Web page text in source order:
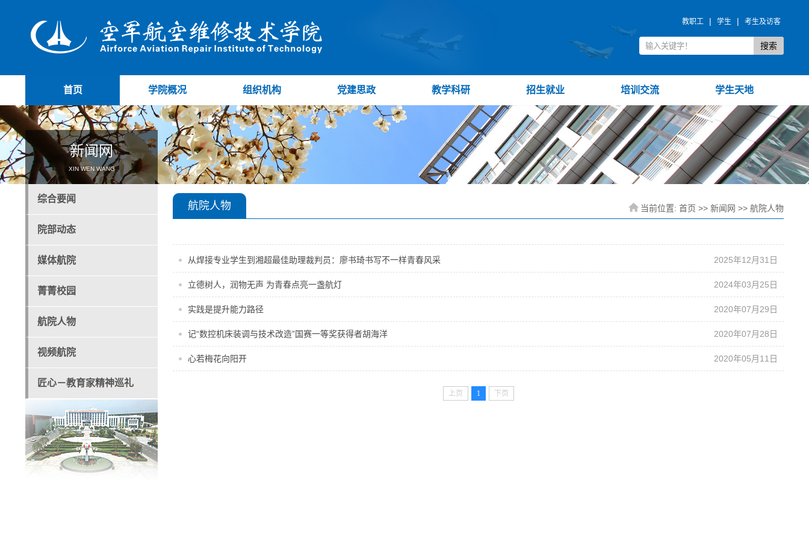
教职工 | 学生 | 考生及访客
首页 学院概况 组织机构 党建思政 教学科研 招生就业 培训交流 学生天地
新闻网
XIN WEN WANG
综合要闻
院部动态
媒体航院
菁菁校园
航院人物
视频航院
匠心－教育家精神巡礼
航院人物 当前位置: 首页 >> 新闻网 >> 航院人物
从焊接专业学生到湘超最佳助理裁判员：廖书琦书写不一样青春风采 2025年12月31日
立德树人，润物无声 为青春点亮一盏航灯 2024年03月25日
实践是提升能力路径 2020年07月29日
记“数控机床装调与技术改造”国赛一等奖获得者胡海洋 2020年07月28日
心若梅花向阳开 2020年05月11日
上页 1 下页